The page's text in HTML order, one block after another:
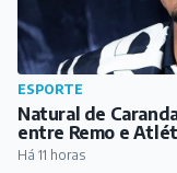
VARIEDADES
Um número
de meio milhão na